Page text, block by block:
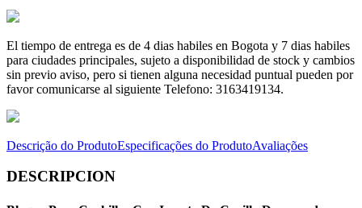
El tiempo de entrega es de 4 dias habiles en Bogota y 7 dias habiles
para ciudades principales, sujeto a disponibilidad de stock y cambios
sin previo aviso, pero si tienen alguna necesidad puntual pueden por
favor comunicarse al siguiente Telefono: 3163419134.
Descrição do ProdutoEspecificações do ProdutoAvaliações
DESCRIPCION